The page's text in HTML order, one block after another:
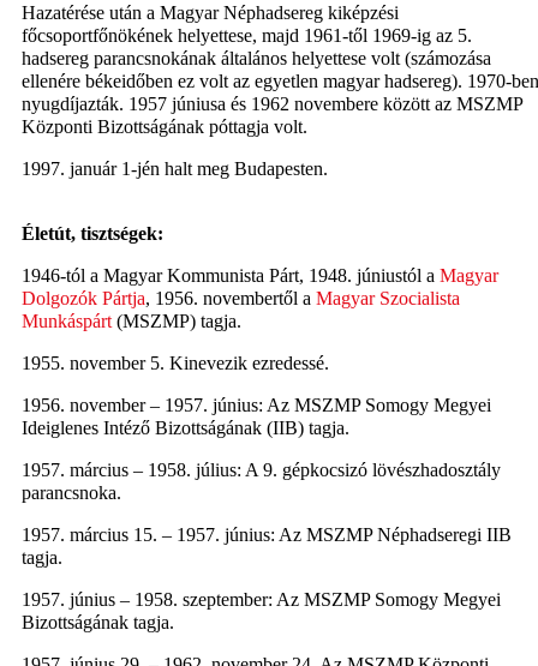
Hazatérése után a Magyar Néphadsereg kiképzési
főcsoportfőnökének helyettese, majd 1961-től 1969-ig az 5.
hadsereg parancsnokának általános helyettese volt (számozása
ellenére békeidőben ez volt az egyetlen magyar hadsereg). 1970-ben
nyugdíjazták. 1957 júniusa és 1962 novembere között az MSZMP
Központi Bizottságának póttagja volt.
1997. január 1-jén halt meg Budapesten.
Életút, tisztségek:
1946-tól a Magyar Kommunista Párt, 1948. júniustól a Magyar
Dolgozók Pártja, 1956. novembertől a Magyar Szocialista
Munkáspárt (MSZMP) tagja.
1955. november 5. Kinevezik ezredessé.
1956. november – 1957. június: Az MSZMP Somogy Megyei
Ideiglenes Intéző Bizottságának (IIB) tagja.
1957. március – 1958. július: A 9. gépkocsizó lövészhadosztály
parancsnoka.
1957. március 15. – 1957. június: Az MSZMP Néphadseregi IIB
tagja.
1957. június – 1958. szeptember: Az MSZMP Somogy Megyei
Bizottságának tagja.